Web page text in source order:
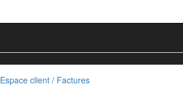
Espace client / Factures